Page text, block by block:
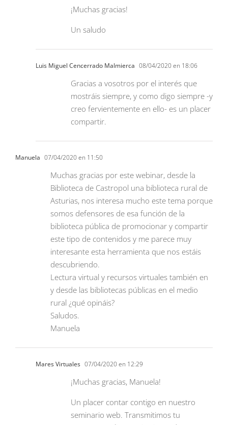
¡Muchas gracias!
Un saludo
Luis Miguel Cencerrado Malmierca 08/04/2020 en 18:06
Gracias a vosotros por el interés que
mostráis siempre, y como digo siempre -y
creo fervientemente en ello- es un placer
compartir.
Manuela 07/04/2020 en 11:50
Muchas gracias por este webinar, desde la
Biblioteca de Castropol una biblioteca rural de
Asturias, nos interesa mucho este tema porque
somos defensores de esa función de la
biblioteca pública de promocionar y compartir
este tipo de contenidos y me parece muy
interesante esta herramienta que nos estáis
descubriendo.
Lectura virtual y recursos virtuales también en
y desde las bibliotecas públicas en el medio
rural ¿qué opináis?
Saludos.
Manuela
Mares Virtuales 07/04/2020 en 12:29
¡Muchas gracias, Manuela!
Un placer contar contigo en nuestro
seminario web. Transmitimos tu